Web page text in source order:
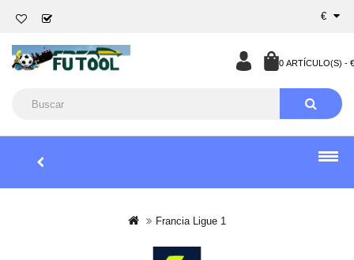
€
0 ARTÍCULO(S) -
Francia Ligue 1